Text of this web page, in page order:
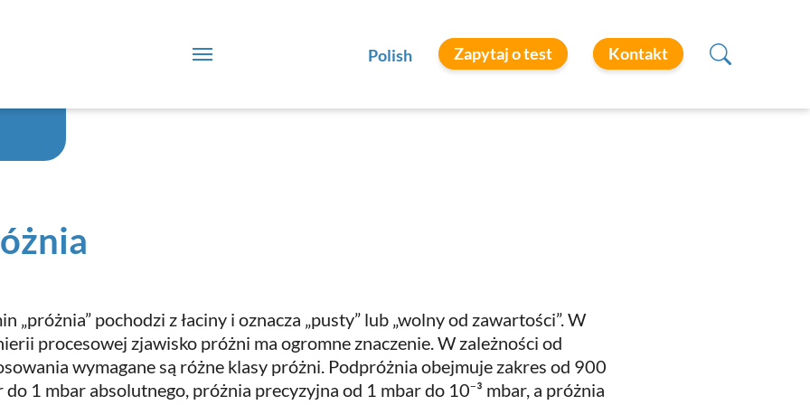
Polish Zapytaj o test Kontakt
„próżnia” pochodzi z łaciny i oznacza „pusty” lub „wolny od zawartości”. W
procesowej zjawisko próżni ma ogromne znaczenie. W zależności od
wymagane są różne klasy próżni. Podpróżnia obejmuje zakres od 900
do 1 mbar absolutnego, próżnia precyzyjna od 1 mbar do 10⁻³ mbar, a próżnia